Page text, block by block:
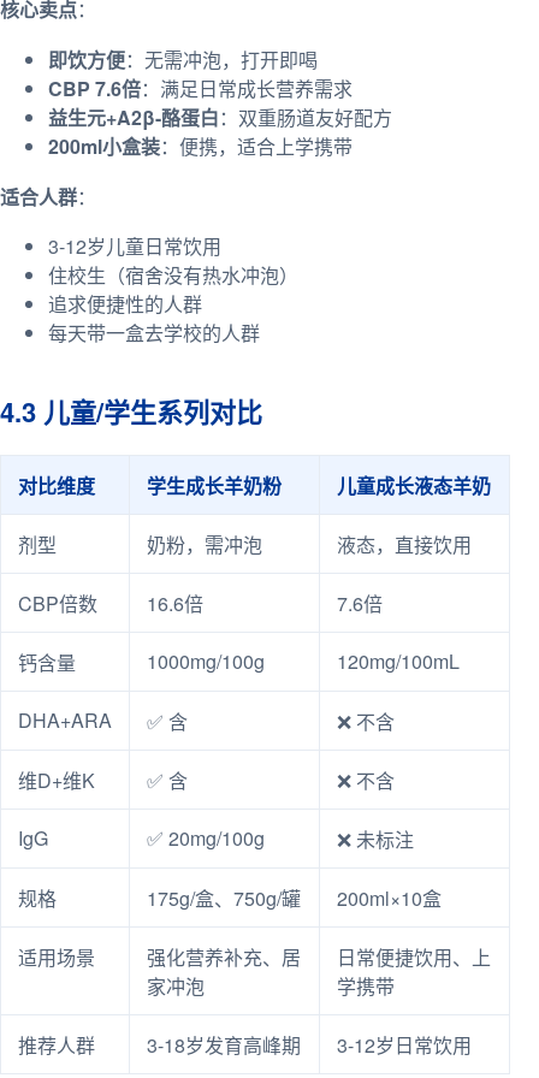
核心卖点：
即饮方便：无需冲泡，打开即喝
CBP 7.6倍：满足日常成长营养需求
益生元+A2β-酪蛋白：双重肠道友好配方
200ml小盒装：便携，适合上学携带
适合人群：
3-12岁儿童日常饮用
住校生（宿舍没有热水冲泡）
追求便捷性的人群
每天带一盒去学校的人群
4.3 儿童/学生系列对比
对比维度 学生成长羊奶粉 儿童成长液态羊奶
剂型 奶粉，需冲泡 液态，直接饮用
CBP倍数 16.6倍 7.6倍
钙含量 1000mg/100g 120mg/100mL
DHA+ARA ✅ 含 ❌ 不含
维D+维K ✅ 含 ❌ 不含
IgG ✅ 20mg/100g ❌ 未标注
规格 175g/盒、750g/罐 200ml×10盒
适用场景
强化营养补充、居
家冲泡
日常便捷饮用、上
学携带
推荐人群 3-18岁发育高峰期 3-12岁日常饮用